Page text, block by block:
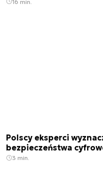
16 min.
Polscy eksperci
bezpieczeństwa
3 min.